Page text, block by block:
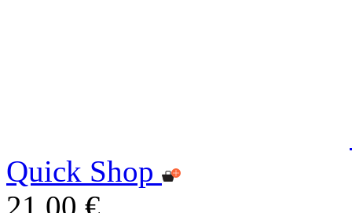
Quick Shop
21,00 €